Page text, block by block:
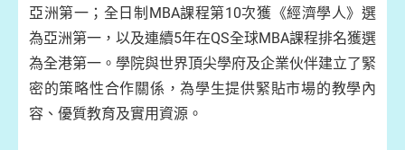
亞洲第一；全日制MBA課程第10次獲《經濟學人》選
為亞洲第一，以及連續5年在QS全球MBA課程排名獲選
為全港第一。學院與世界頂尖學府及企業伙伴建立了緊
密的策略性合作關係，為學生提供緊貼市場的教學內
容、優質教育及實用資源。